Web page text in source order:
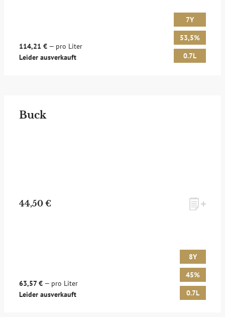
114,21 € — pro Liter
Leider ausverkauft
7Y
53,5%
0.7L
Buck
44,50 €
63,57 € — pro Liter
Leider ausverkauft
8Y
45%
0.7L